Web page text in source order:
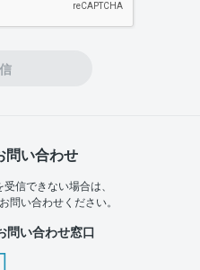
問い合わせ
信できない場合は、
問い合わせください。
問い合わせ窓口